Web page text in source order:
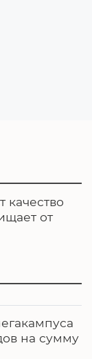
качество
от
на сумму